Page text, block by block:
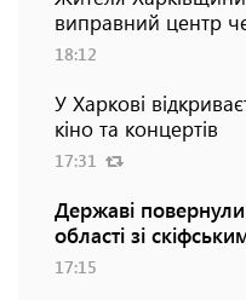
виправний центр
18:12
У Харкові
кіно та концертів
17:31
Державі
області зі
17:15